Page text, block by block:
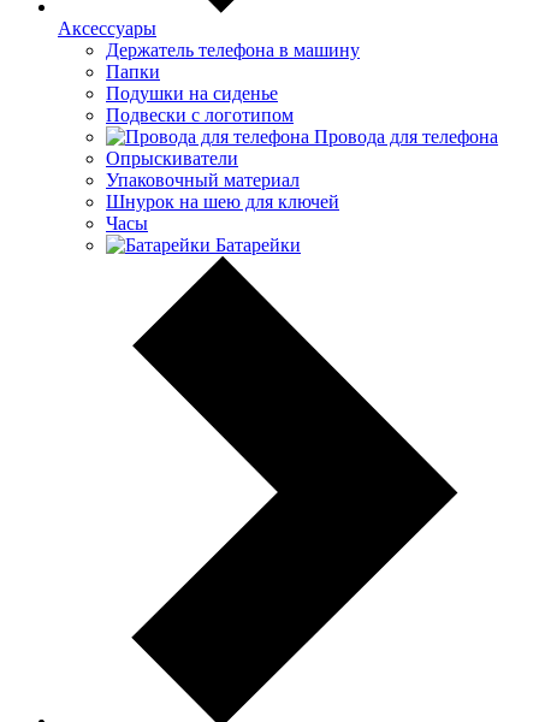
Аксессуары
Держатель телефона в машину
Папки
Подушки на сиденье
Подвески с логотипом
Провода для телефона
Опрыскиватели
Упаковочный материал
Шнурок на шею для ключей
Часы
Батарейки